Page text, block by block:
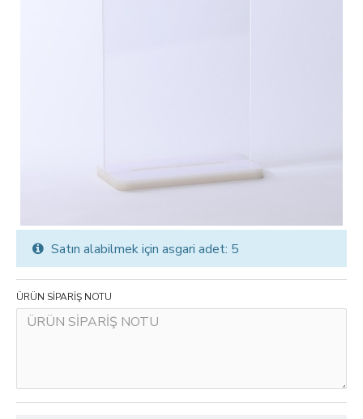
ÜRÜN SİPARİŞ NOTU
Satın alabilmek için asgari adet: 5